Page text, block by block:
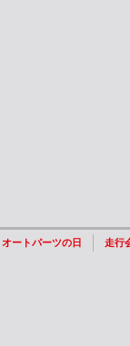
オートパーツの日 走行